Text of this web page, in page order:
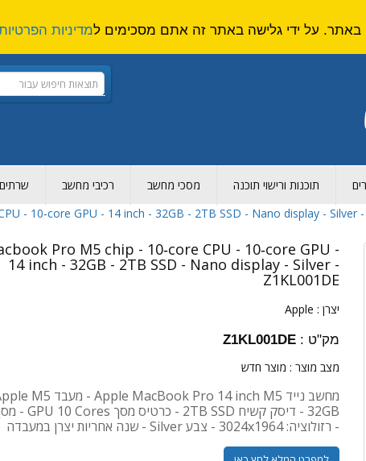
תוכנות ורישוי תוכנה מסכי מחשב רכיבי מחשב שרתים
- 10‑core GPU - 14 inch - 32GB - 2TB SSD - Nano display - Silver
Pro M5 chip - 10‑core CPU - 10‑core GPU -
14 inch - 32GB - 2TB SSD - Nano display - Silver -
Z1KL001DE
יצרן : Apple
מק"ט : Z1KL001DE
מצב מוצר : מוצר חדש
- רזולוציה: 3024x1964 - צבע Silver - שנה אחריות יצרן במעבדה
מדיניות